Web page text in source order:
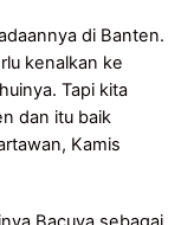
di Banten.
kenalkan ke
Tapi kita
dan itu baik
Kamis